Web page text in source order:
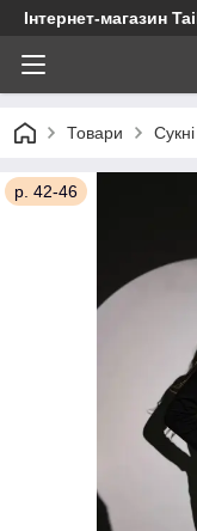
Інтернет-магазин
Товари Сукні
р. 42-46